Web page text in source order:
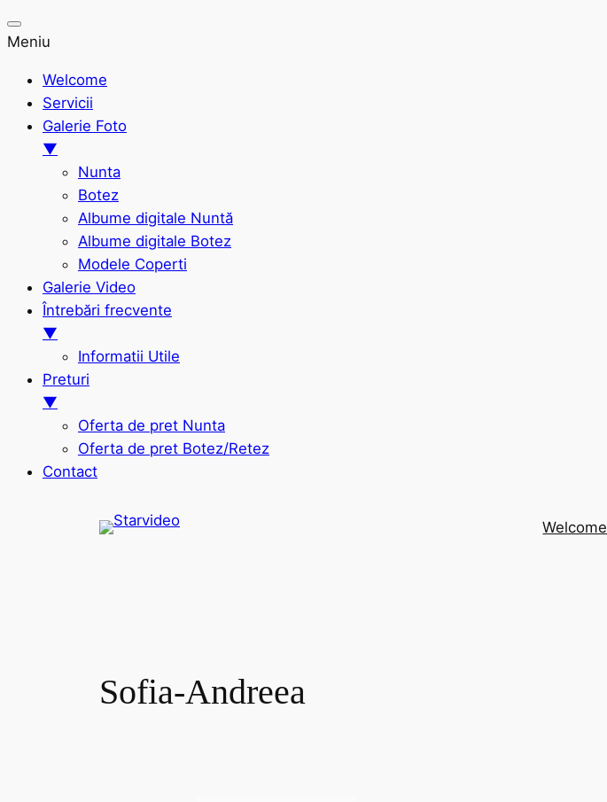
Meniu
Welcome
Servicii
Galerie Foto
▼
Nunta
Botez
Albume digitale Nuntă
Albume digitale Botez
Modele Coperti
Galerie Video
Întrebări frecvente
▼
Informatii Utile
Preturi
▼
Oferta de pret Nunta
Oferta de pret Botez/Retez
Contact
Welcome
Sofia-Andreea